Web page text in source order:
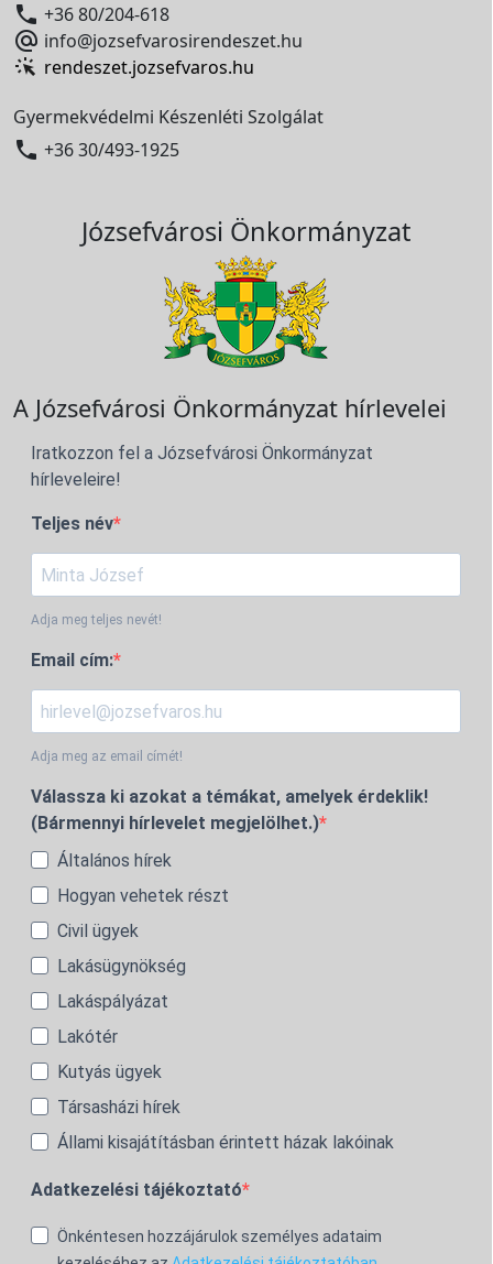
 +36 80/204-618
 info@jozsefvarosirendeszet.hu
rendeszet.jozsefvaros.hu
Gyermekvédelmi Készenléti Szolgálat
 +36 30/493-1925
Józsefvárosi Önkormányzat
A Józsefvárosi Önkormányzat hírlevelei
Iratkozzon fel a Józsefvárosi Önkormányzat
hírleveleire!
Teljes név
Adja meg teljes nevét!
Email cím:
Adja meg az email címét!
Válassza ki azokat a témákat, amelyek érdeklik!
(Bármennyi hírlevelet megjelölhet.)
Általános hírek
Hogyan vehetek részt
Civil ügyek
Lakásügynökség
Lakáspályázat
Lakótér
Kutyás ügyek
Társasházi hírek
Állami kisajátításban érintett házak lakóinak
Adatkezelési tájékoztató
Önkéntesen hozzájárulok személyes adataim